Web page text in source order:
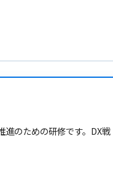
のための研修です。DX戦